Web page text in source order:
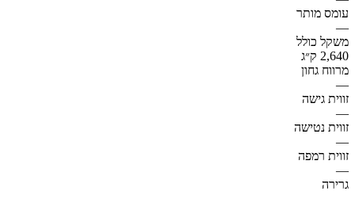
עומס מותר
—
משקל כולל
2,640 ק״ג
מרווח גחון
—
זווית גישה
—
זווית נטישה
—
זווית רמפה
—
גרירה